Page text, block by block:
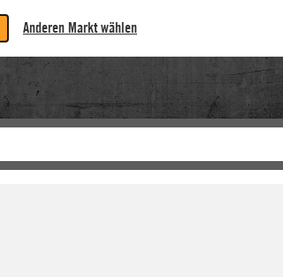
Anderen Markt wählen